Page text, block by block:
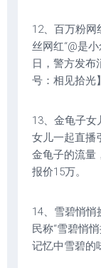
12、百万粉
丝网红“@是
日，警方发布
号：相见拾光】
13、金龟子女
女儿一起直播
金龟子的流量
报价15万。
14、雪碧悄悄
民称“雪碧悄
记忆中雪碧的